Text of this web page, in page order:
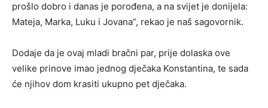
prošlo dobro i danas je porođena, a na svijet je donijela:
Mateja, Marka, Luku i Jovana”, rekao je naš sagovornik.
Dodaje da je ovaj mladi bračni par, prije dolaska ove
velike prinove imao jednog dječaka Konstantina, te sada
će njihov dom krasiti ukupno pet dječaka.